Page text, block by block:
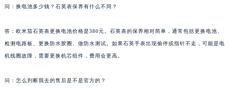
问：换电池多少钱？石英表保养有什么不同？
答：欧米茄石英表更换电池价格是380元。石英表的保养相对简单，通常包括更换电池、
检测电路板、更换防水胶圈、做防水测试。如果石英手表出现偷停或指针不走，可能是电
机线圈故障，需要更换机芯组件，费用会更高。
问：怎么判断我去的售后是不是官方的？